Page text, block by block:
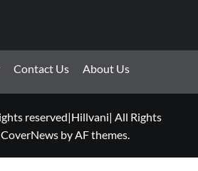
Contact Us About Us
reserved|Hillvani| All Rights
CoverNews by AF themes.